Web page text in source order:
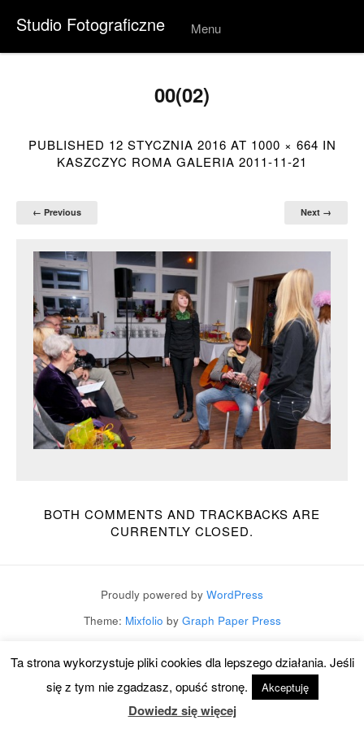
Studio Fotograficzne Menu
Skip to
00(02)
PUBLISHED 12 STYCZNIA 2016 AT 1000 × 664 IN
KASZCZYC ROMA GALERIA 2011-11-21
← Previous Next →
BOTH COMMENTS AND TRACKBACKS ARE
CURRENTLY CLOSED.
Proudly powered by WordPress
Theme: Mixfolio by Graph Paper Press
Ta strona wykorzystuje pliki cookies dla lepszego działania. Jeśli
się z tym nie zgadzasz, opuść stronę.
Akceptuję
Dowiedz się więcej